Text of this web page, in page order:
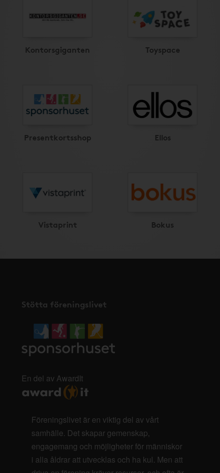
Kontorsgiganten Toyspace
Presentkortsshop Ellos
Vistaprint Bokus
Stötta föreningslivet
En del av AwardIt
Föreningslivet är en viktig del av vårt
samhälle. Det skapar gemenskap,
engagemang och möjligheter för människor
i alla åldrar att utvecklas och ha kul. Men att